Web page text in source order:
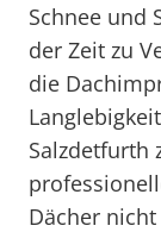
Schnee und
der Zeit zu
die
Salzdetfurth
Dächer